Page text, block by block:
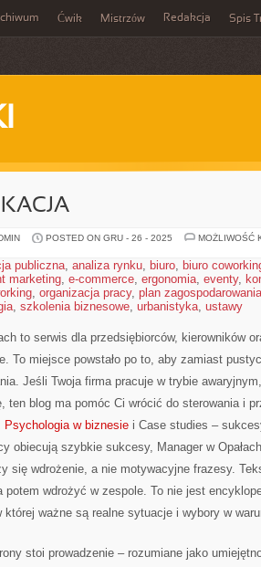
Ćwik Mistrzów Redakcja Spis
POSTED ON GRU - 26 - 2025
MOŻLIWOŚĆ
publiczna, analiza rynku, biuro, biuro
marketing, e-commerce, ergonomia, eventy,
, organizacja pracy, plan zagospodarowania
, szkolenia biznesowe, urbanistyka, ustawy
to serwis dla przedsiębiorców, kierowników
To miejsce powstało po to, aby zamiast
Jeśli Twoja firma pracuje w trybie
ten blog ma pomóc Ci wrócić do sterowania i
Psychologia w biznesie i Case studies –
obiecują szybkie sukcesy, Manager w
się wdrożenie, a nie motywacyjne frazesy.
potem wdrożyć w zespole. To nie jest
której ważne są realne sytuacje i wybory w
stoi prowadzenie – rozumiane jako